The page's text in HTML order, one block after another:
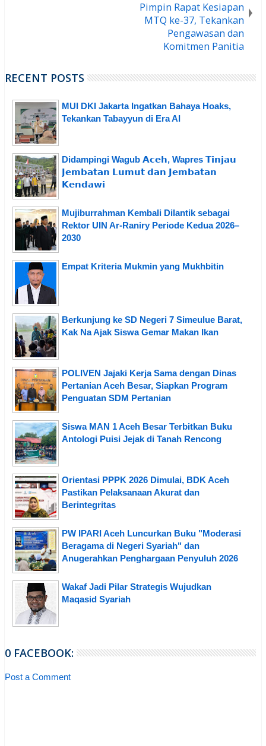
Pimpin Rapat Kesiapan
MTQ ke-37, Tekankan
Pengawasan dan
Komitmen Panitia
RECENT POSTS
MUI DKI Jakarta Ingatkan Bahaya Hoaks,
Tekankan Tabayyun di Era AI
Didampingi Wagub 𝗔𝗰𝗲𝗵, Wapres 𝗧𝗶𝗻𝗷𝗮𝘂
𝗝𝗲𝗺𝗯𝗮𝘁𝗮𝗻 𝗟𝘂𝗺𝘂𝘁 𝗱𝗮𝗻 𝗝𝗲𝗺𝗯𝗮𝘁𝗮𝗻
𝗞𝗲𝗻𝗱𝗮𝘄𝗶
Mujiburrahman Kembali Dilantik sebagai
Rektor UIN Ar-Raniry Periode Kedua 2026–
2030
Empat Kriteria Mukmin yang Mukhbitin
Berkunjung ke SD Negeri 7 Simeulue Barat,
Kak Na Ajak Siswa Gemar Makan Ikan
POLIVEN Jajaki Kerja Sama dengan Dinas
Pertanian Aceh Besar, Siapkan Program
Penguatan SDM Pertanian
Siswa MAN 1 Aceh Besar Terbitkan Buku
Antologi Puisi Jejak di Tanah Rencong
Orientasi PPPK 2026 Dimulai, BDK Aceh
Pastikan Pelaksanaan Akurat dan
Berintegritas
PW IPARI Aceh Luncurkan Buku "Moderasi
Beragama di Negeri Syariah" dan
Anugerahkan Penghargaan Penyuluh 2026
Wakaf Jadi Pilar Strategis Wujudkan
Maqasid Syariah
0 FACEBOOK:
Post a Comment